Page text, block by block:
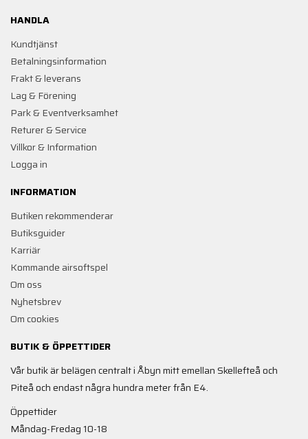
HANDLA
Kundtjänst
Betalningsinformation
Frakt & leverans
Lag & Förening
Park & Eventverksamhet
Returer & Service
Villkor & Information
Logga in
INFORMATION
Butiken rekommenderar
Butiksguider
Karriär
Kommande airsoftspel
Om oss
Nyhetsbrev
Om cookies
BUTIK & ÖPPETTIDER
Vår butik är belägen centralt i Åbyn mitt emellan Skellefteå och
Piteå och endast några hundra meter från E4.
Öppettider
Måndag-Fredag 10-18